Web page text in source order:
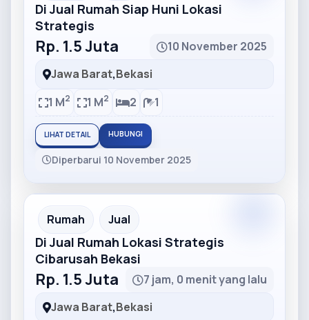
Di Jual Rumah Siap Huni Lokasi
Strategis
Rp. 1.5 Juta
10 November 2025
Jawa Barat,Bekasi
1 M2 1 M2 2 1
LIHAT DETAIL HUBUNGI
Diperbarui 10 November 2025
Partner Ad
Rumah Jual
Di Jual Rumah Lokasi Strategis
Cibarusah Bekasi
Rp. 1.5 Juta
7 jam, 0 menit yang lalu
Jawa Barat,Bekasi